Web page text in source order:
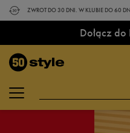
ZWROT DO 30 DNI. W KLUBIE DO 60
Dołącz